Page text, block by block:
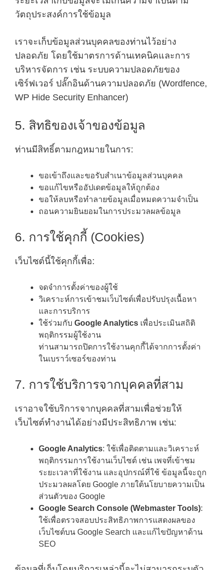
วัตถุประสงค์การใช้ข้อมูล
เราจะเก็บข้อมูลส่วนบุคคลของท่านไว้อย่าง
ปลอดภัย โดยใช้มาตรการด้านเทคนิคและการ
บริหารจัดการ เช่น ระบบความปลอดภัยของ
เซิร์ฟเวอร์ ปลั๊กอินด้านความปลอดภัย (Wordfence,
WP Hide Security Enhancer)
5. สิทธิของเจ้าของข้อมูล
ท่านมีสิทธิ์ตามกฎหมายในการ:
ขอเข้าถึงและขอรับสำเนาข้อมูลส่วนบุคคล
ขอแก้ไขหรืออัปเดตข้อมูลให้ถูกต้อง
ขอให้ลบหรือทำลายข้อมูลเมื่อหมดความจำเป็น
ถอนความยินยอมในการประมวลผลข้อมูล
6. การใช้คุกกี้ (Cookies)
เว็บไซต์นี้ใช้คุกกี้เพื่อ:
จดจำการตั้งค่าของผู้ใช้
วิเคราะห์การเข้าชมเว็บไซต์เพื่อปรับปรุงเนื้อหา
และการบริการ
ใช้ร่วมกับ Google Analytics เพื่อประเมินสถิติ
พฤติกรรมผู้ใช้งาน
ท่านสามารถปิดการใช้งานคุกกี้ได้จากการตั้งค่า
ในเบราว์เซอร์ของท่าน
7. การใช้บริการจากบุคคลที่สาม
เราอาจใช้บริการจากบุคคลที่สามเพื่อช่วยให้
เว็บไซต์ทำงานได้อย่างมีประสิทธิภาพ เช่น:
Google Analytics: ใช้เพื่อติดตามและวิเคราะห์
พฤติกรรมการใช้งานเว็บไซต์ เช่น เพจที่เข้าชม
ระยะเวลาที่ใช้งาน และอุปกรณ์ที่ใช้ ข้อมูลนี้จะถูก
ประมวลผลโดย Google ภายใต้นโยบายความเป็น
ส่วนตัวของ Google
Google Search Console (Webmaster Tools):
ใช้เพื่อตรวจสอบประสิทธิภาพการแสดงผลของ
เว็บไซต์บน Google Search และแก้ไขปัญหาด้าน
SEO